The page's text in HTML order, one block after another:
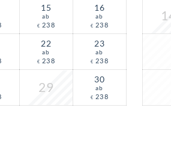
15
ab
€ 238
16
ab
€ 238
22
ab
€ 238
23
ab
€ 238
29 30
ab
€ 238